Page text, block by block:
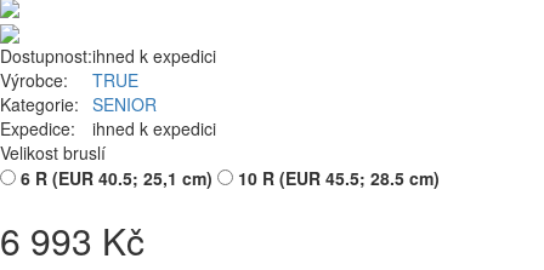
Dostupnost:ihned k expedici
Výrobce:
TRUE
Kategorie: SENIOR
Expedice:
ihned k expedici
Velikost bruslí
6 R (EUR 40.5; 25,1 cm)
10 R (EUR 45.5; 28.5 cm)
6 993 Kč